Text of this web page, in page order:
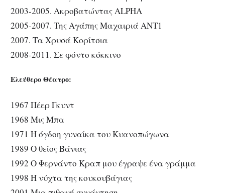
2003-2005. Ακροβατώντας ALPHA
2005-2007. Της Αγάπης Μαχαιριά ANT1
2007. Τα Χρυσά Κορίτσια
2008-2011. Σε φόντο κόκκινο
Ελεύθερο Θέατρο:
1967 Πέερ Γκυντ
1968 Μις Μπα
1971 Η όγδοη γυναίκα του Κυανοπώγωνα
1989 Ο θείος Βάνιας
1992 Ο Φερνάντο Κραπ μου έγραψε ένα γράμμα
1998 Η νύχτα της κουκουβάγιας